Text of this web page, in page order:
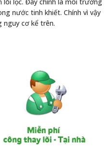
nước tinh khiết. Chính vì vậy
nguy cơ kể trên.